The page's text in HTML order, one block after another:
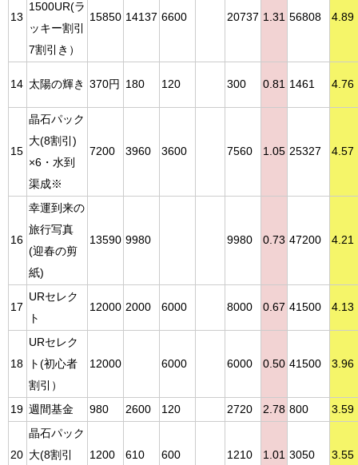
13
1500UR(ラ
ッキー割引
7割引き）
15850 14137 6600 20737 1.31 56808 4.89
14 太陽の輝き 370円 180 120 300 0.81 1461 4.76
15
晶石パック
大(8割引)
×6・水到
渠成※
7200 3960 3600 7560 1.05 25327 4.57
16
幸運到来の
旅行写真
(迎春の剪
紙)
13590 9980 9980 0.73 47200 4.21
17
URセレク
ト
12000 2000 6000 8000 0.67 41500 4.13
18
URセレク
ト(初心者
割引）
12000 6000 6000 0.50 41500 3.96
19 週間基金 980 2600 120 2720 2.78 800 3.59
20
晶石パック
大(8割引
1200 610 600 1210 1.01 3050 3.55